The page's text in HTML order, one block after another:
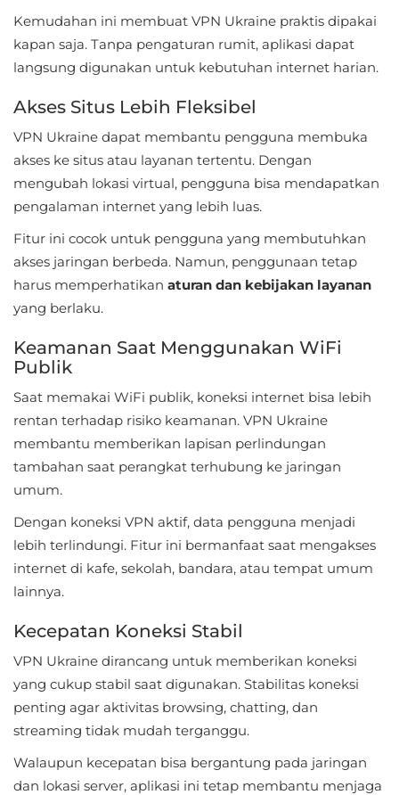
&
Health
&
Fitness
Libraries
&
Demo
LifeStyle
Maps
Medical
Music
Audio
News
&
Magazines
Parenting
Kemudahan ini membuat VPN Ukraine praktis dipakai
kapan saja. Tanpa pengaturan rumit, aplikasi dapat
langsung digunakan untuk kebutuhan internet harian.
Akses Situs Lebih Fleksibel
VPN Ukraine dapat membantu pengguna membuka
akses ke situs atau layanan tertentu. Dengan
mengubah lokasi virtual, pengguna bisa mendapatkan
pengalaman internet yang lebih luas.
Fitur ini cocok untuk pengguna yang membutuhkan
akses jaringan berbeda. Namun, penggunaan tetap
harus memperhatikan aturan dan kebijakan layanan
yang berlaku.
Keamanan Saat Menggunakan WiFi
Publik
Saat memakai WiFi publik, koneksi internet bisa lebih
rentan terhadap risiko keamanan. VPN Ukraine
membantu memberikan lapisan perlindungan
tambahan saat perangkat terhubung ke jaringan
umum.
Dengan koneksi VPN aktif, data pengguna menjadi
lebih terlindungi. Fitur ini bermanfaat saat mengakses
internet di kafe, sekolah, bandara, atau tempat umum
lainnya.
Kecepatan Koneksi Stabil
VPN Ukraine dirancang untuk memberikan koneksi
yang cukup stabil saat digunakan. Stabilitas koneksi
penting agar aktivitas browsing, chatting, dan
streaming tidak mudah terganggu.
Walaupun kecepatan bisa bergantung pada jaringan
dan lokasi server, aplikasi ini tetap membantu menjaga